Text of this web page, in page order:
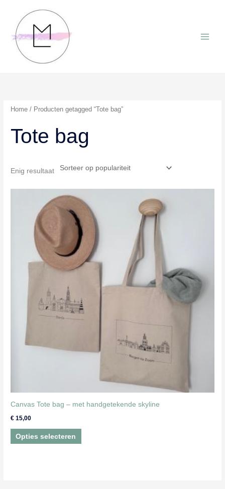
inhoud
Home / Producten getagged “Tote bag”
Tote bag
Enig resultaat
Canvas Tote bag – met handgetekende skyline
€ 15,00
Opties selecteren
Dit
product